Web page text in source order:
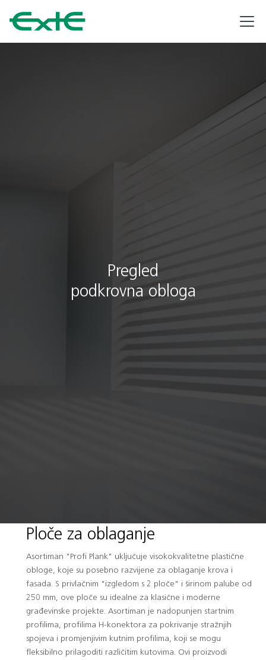
Pregled
podkrovna obloga
Ploče za oblaganje
Asortiman "Profi Plank" uključuje visokokvalitetne plastične
obloge, koje su posebno razvijene za oblaganje krova i
fasada. S privlačnim "izgledom s 2 ploče" i širinom palube od
250 mm, ove ploče su idealne za klasične i moderne
građevinske projekte. Asortiman je nadopunjen startnim
profilima, profilima H-konektora za pokrivanje stražnjih
spojeva i promjenjivim kutnim profilima, koji se mogu
fleksibilno prilagoditi različitim kutovima. Ovi proizvodi